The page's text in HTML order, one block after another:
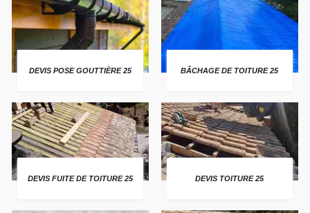
DEVIS POSE GOUTTIÈRE 25 BÂCHAGE DE TOITURE 25
DEVIS FUITE DE TOITURE 25 DEVIS TOITURE 25